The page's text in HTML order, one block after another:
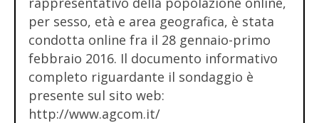
per sesso, età e area geografica, è stata
condotta online fra il 28 gennaio-primo
febbraio 2016. Il documento informativo
completo riguardante il sondaggio è
presente sul sito web:
http://www.agcom.it/